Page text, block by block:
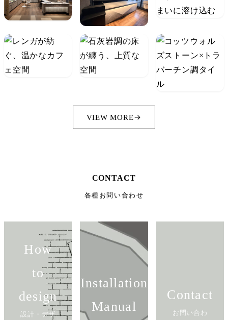
VIEW MORE
CONTACT
各種お問い合わせ
How
to
design
設計・デザ
Installation
Manual
Contact
お問い合わ